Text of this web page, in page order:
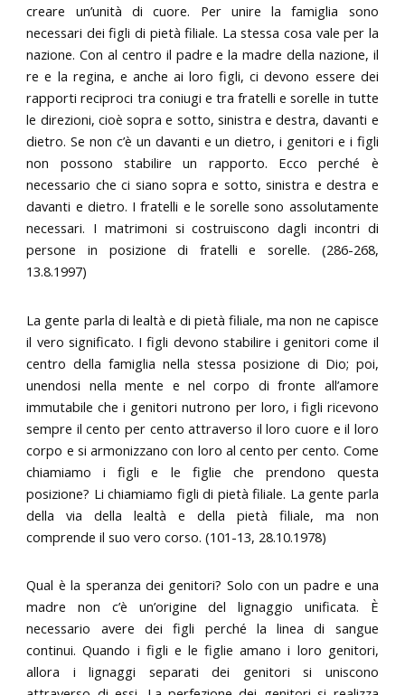
creare un’unità di cuore. Per unire la famiglia sono
necessari dei figli di pietà filiale. La stessa cosa vale per la
nazione. Con al centro il padre e la madre della nazione, il
re e la regina, e anche ai loro figli, ci devono essere dei
rapporti reciproci tra coniugi e tra fratelli e sorelle in tutte
le direzioni, cioè sopra e sotto, sinistra e destra, davanti e
dietro. Se non c’è un davanti e un dietro, i genitori e i figli
non possono stabilire un rapporto. Ecco perché è
necessario che ci siano sopra e sotto, sinistra e destra e
davanti e dietro. I fratelli e le sorelle sono assolutamente
necessari. I matrimoni si costruiscono dagli incontri di
persone in posizione di fratelli e sorelle. (286-268,
13.8.1997)
La gente parla di lealtà e di pietà filiale, ma non ne capisce
il vero significato. I figli devono stabilire i genitori come il
centro della famiglia nella stessa posizione di Dio; poi,
unendosi nella mente e nel corpo di fronte all’amore
immutabile che i genitori nutrono per loro, i figli ricevono
sempre il cento per cento attraverso il loro cuore e il loro
corpo e si armonizzano con loro al cento per cento. Come
chiamiamo i figli e le figlie che prendono questa
posizione? Li chiamiamo figli di pietà filiale. La gente parla
della via della lealtà e della pietà filiale, ma non
comprende il suo vero corso. (101-13, 28.10.1978)
Qual è la speranza dei genitori? Solo con un padre e una
madre non c’è un’origine del lignaggio unificata. È
necessario avere dei figli perché la linea di sangue
continui. Quando i figli e le figlie amano i loro genitori,
allora i lignaggi separati dei genitori si uniscono